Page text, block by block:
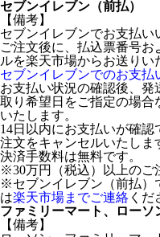
セブンイレブン（前払）
【備考】
セブンイレブンでお支払い
ご注文後に、払込票番号
ルを楽天市場からお送りい
セブンイレブンでのお支払
お支払い状況の確認後、
取り希望日をご指定の場合
いたします。
14日以内にお支払いが確
注文をキャンセルいたしま
決済手数料は無料です。
※30万円（税込）以上のご
※セブンイレブン（前払）
は楽天市場までご連絡 くだ
ファミリーマート、ローソ
【備考】